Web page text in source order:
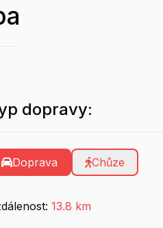
dopravy:
Doprava Chůze
13.8 km